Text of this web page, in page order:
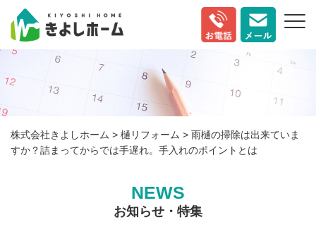
株式会社きよしホーム > 樋リフォーム > 雨樋の掃除は出来ていま
すか？詰まってからでは手遅れ。手入れのポイントとは
NEWS
お知らせ・特集